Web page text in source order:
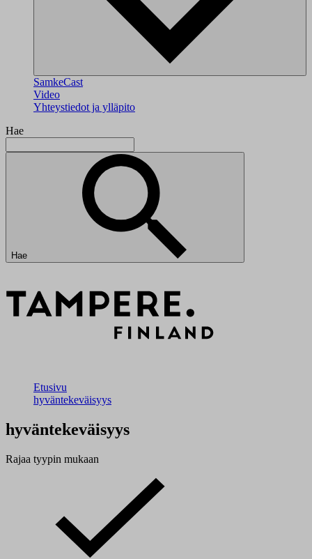
SamkeCast
Video
Yhteystiedot ja ylläpito
Hae
Hae
Etusivu
hyväntekeväisyys
hyväntekeväisyys
Rajaa tyypin mukaan